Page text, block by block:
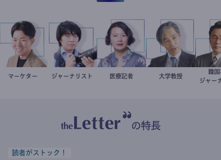
室谷良平
マーケター 志葉玲
ジャーナリスト 岩永直子
医療記者 加藤忠史
大学教授
ジ
の特長
読者がストック！